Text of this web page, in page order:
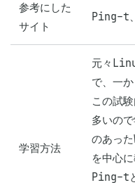
参考にした
サイト
Ping-t
学習方法
元々
で、一
この試
多いの
のあっ
を中心
Ping-tと